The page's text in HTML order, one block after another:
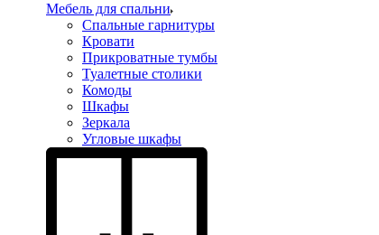
Мебель для спальни
Спальные гарнитуры
Кровати
Прикроватные тумбы
Туалетные столики
Комоды
Шкафы
Зеркала
Угловые шкафы